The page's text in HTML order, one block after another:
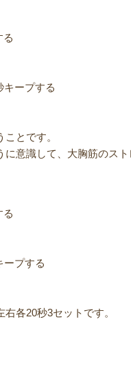
る
キープする
とです。
意識して、大胸筋のス
る
ープする
各20秒3セットです。